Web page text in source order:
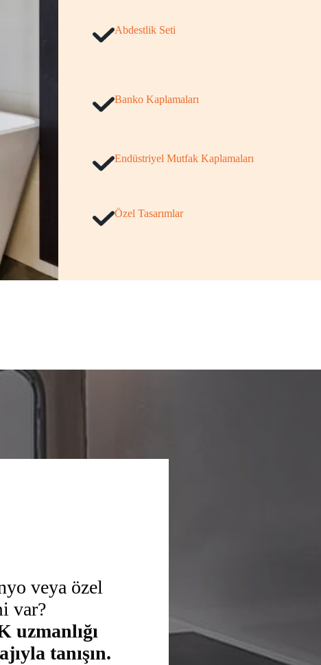
Abdestlik Seti
Banko Kaplamaları
Endüstriyel Mutfak Kaplamaları
Özel Tasarımlar
veya özel
var?
tanışın.